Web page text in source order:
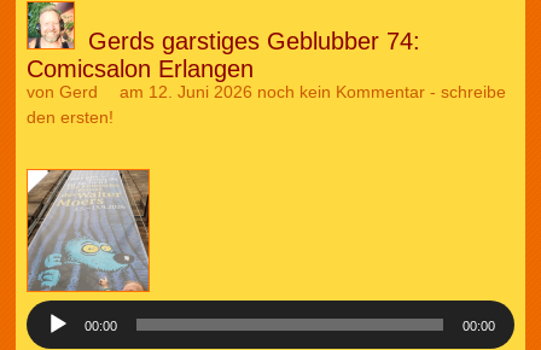
Gerds garstiges Geblubber 74:
Comicsalon Erlangen
von Gerd am 12. Juni 2026 noch kein Kommentar - schreibe
den ersten!
00:00 00:00